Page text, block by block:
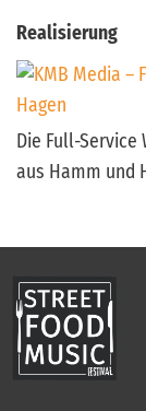
Realisierung
Die Full-
aus Hamm und